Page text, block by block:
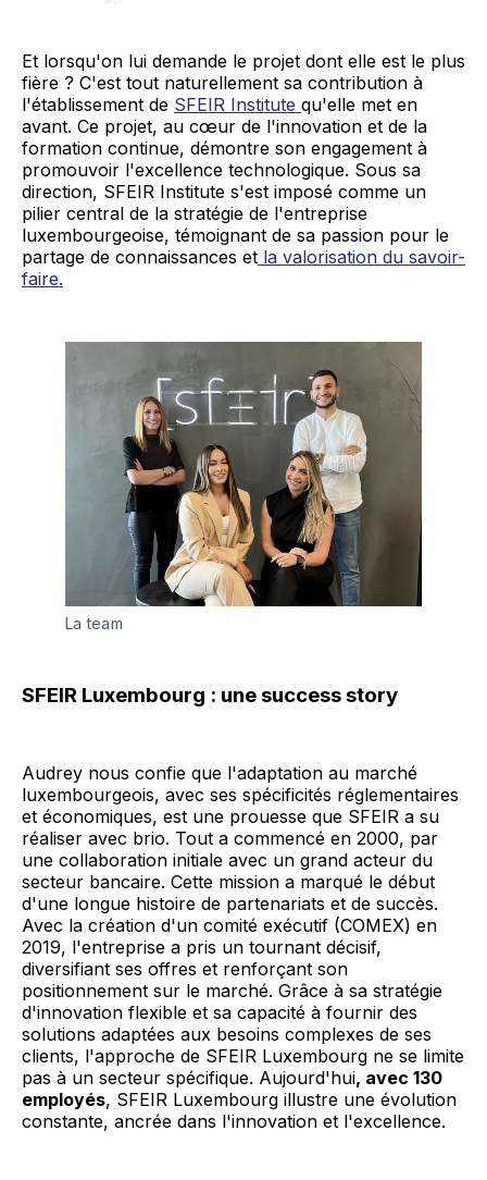
Et lorsqu'on lui demande le projet dont elle est le plus
fière ? C'est tout naturellement sa contribution à
l'établissement de SFEIR Institute qu'elle met en
avant. Ce projet, au cœur de l'innovation et de la
formation continue, démontre son engagement à
promouvoir l'excellence technologique. Sous sa
direction, SFEIR Institute s'est imposé comme un
pilier central de la stratégie de l'entreprise
luxembourgeoise, témoignant de sa passion pour le
partage de connaissances et la valorisation du savoir-
faire.
La team
SFEIR Luxembourg : une success story
Audrey nous confie que l'adaptation au marché
luxembourgeois, avec ses spécificités réglementaires
et économiques, est une prouesse que SFEIR a su
réaliser avec brio. Tout a commencé en 2000, par
une collaboration initiale avec un grand acteur du
secteur bancaire. Cette mission a marqué le début
d'une longue histoire de partenariats et de succès.
Avec la création d'un comité exécutif (COMEX) en
2019, l'entreprise a pris un tournant décisif,
diversifiant ses offres et renforçant son
positionnement sur le marché. Grâce à sa stratégie
d'innovation flexible et sa capacité à fournir des
solutions adaptées aux besoins complexes de ses
clients, l'approche de SFEIR Luxembourg ne se limite
pas à un secteur spécifique. Aujourd'hui, avec 130
employés, SFEIR Luxembourg illustre une évolution
constante, ancrée dans l'innovation et l'excellence.